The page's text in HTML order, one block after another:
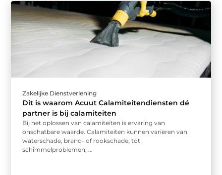
Zakelijke Dienstverlening
Dit is waarom Acuut Calamiteitendiensten dé
partner is bij calamiteiten
Bij het oplossen van calamiteiten is ervaring van
onschatbare waarde. Calamiteiten kunnen variëren van
waterschade, brand- of rookschade, tot
schimmelproblemen, ...